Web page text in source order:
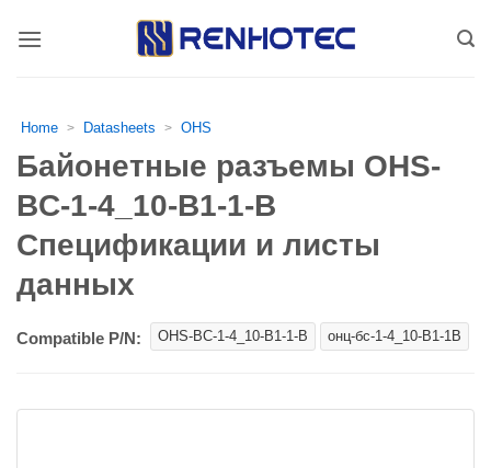
Home > Datasheets > OHS
Байонетные разъемы OHS-
BC-1-4_10-B1-1-B
Спецификации и листы
данных
Compatible P/N: OHS-BC-1-4_10-B1-1-B онц-бс-1-4_10-В1-1В